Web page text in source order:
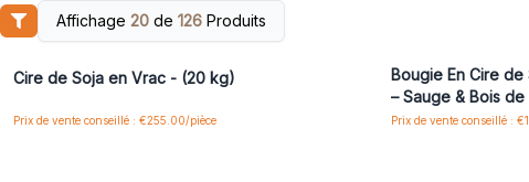
Affichage 20de 126Produits
Connectez-vous ou inscrivez-vous pour accéder
aux prix de gros
Cire de Soja en Vrac - (20 kg)
Prix de vente conseillé : €255.00/pièce
Bougie En Cire
– Sauge & Bois
Prix de vente conseillé :